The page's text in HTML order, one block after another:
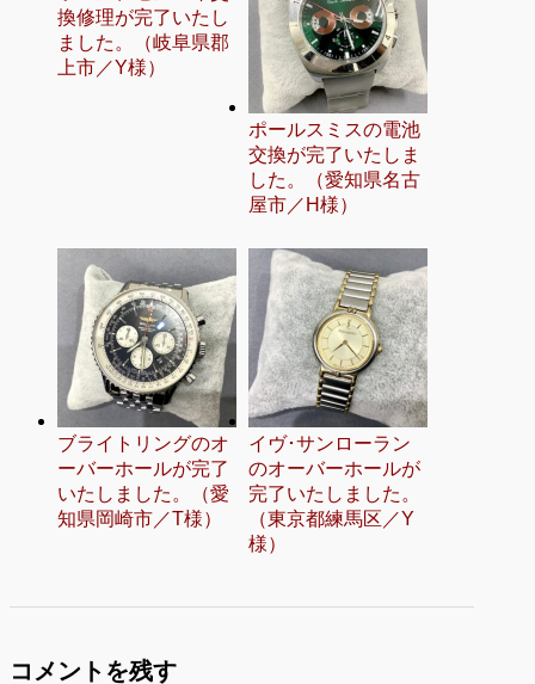
換修理が完了いたし
ました。（岐阜県郡
上市／Y様）
ポールスミスの電池
交換が完了いたしま
した。（愛知県名古
屋市／H様）
ブライトリングのオ
ーバーホールが完了
いたしました。（愛
知県岡崎市／T様）
イヴ･サンローラン
のオーバーホールが
完了いたしました。
（東京都練馬区／Y
様）
コメントを残す